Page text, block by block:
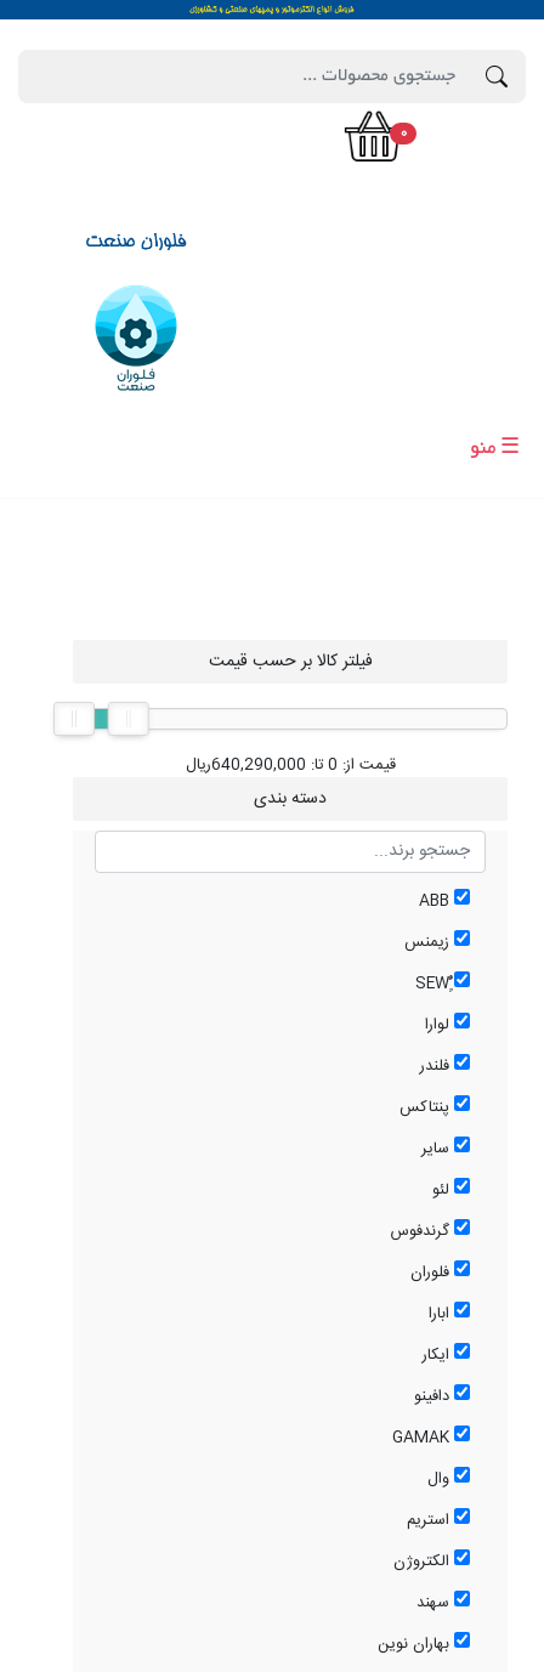
0
☰ منو
فیلتر کالا بر حسب قیمت
قیمت از: 0تا: 640,290,000ریال
دسته بندی
زیمنس
ٌٍُSEW
لوارا
فلندر
پنتاکس
سایر
لئو
گرندفوس
فلوران
ابارا
ایکار
دافینو
وال
استریم
الکتروژن
سهند
بهاران نوین